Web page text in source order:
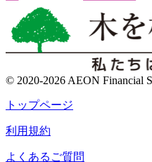
© 2020-2026 AEON Financial
トップページ
利用規約
よくあるご質問